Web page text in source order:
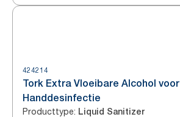
424214
Tork Extra Vloeibare Alcohol voor
Handdesinfectie
Producttype: Liquid Sanitizer